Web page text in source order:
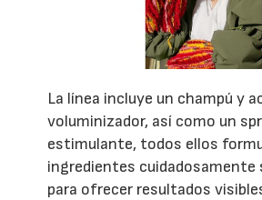
La línea incluye un champú y
voluminizador, así como un
estimulante, todos ellos
ingredientes cuidadosamente
para ofrecer resultados